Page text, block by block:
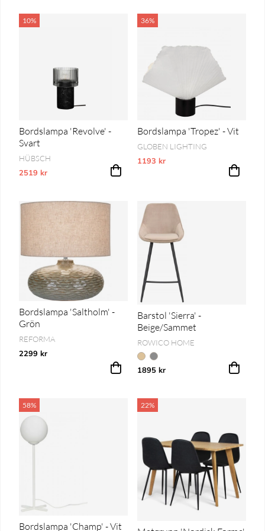
10%
Bordslampa 'Revolve' -
Svart
HÜBSCH
2519 kr
Vårt lägsta pris 1-30 dagar innan prissänkning
36%
Bordslampa 'Tropez' - Vit
GLOBEN LIGHTING
1193 kr
Vårt lägsta pris 1-30 dagar innan
Bordslampa 'Saltholm' -
Grön
REFORMA
2299 kr
Barstol 'Sierra' -
Beige/Sammet
ROWICO HOME
1895 kr
58%
Bordslampa 'Champ' - Vit
22%